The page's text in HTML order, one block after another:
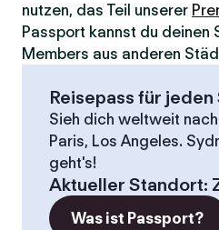
nutzen, das Teil unserer
Passport kannst du deinen
Members aus anderen
Reisepass für
Sieh dich weltweit
Paris, Los Angeles.
geht's!
Aktueller Standort:
Was ist Passport?